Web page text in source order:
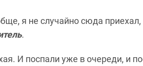
я не случайно сюда
.
И поспали уже в очереди, и